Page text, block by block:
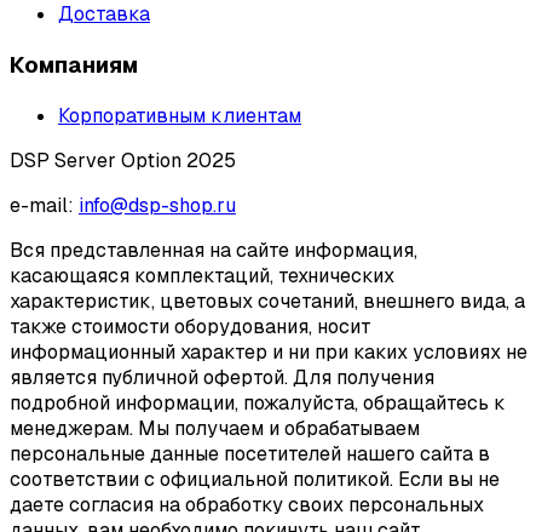
Доставка
Компаниям
Корпоративным клиентам
DSP Server Option 2025
e-mail: info@dsp-shop.ru
Вся представленная на сайте информация,
касающаяся комплектаций, технических
характеристик, цветовых сочетаний, внешнего вида, а
также стоимости оборудования, носит
информационный характер и ни при каких условиях не
является публичной офертой. Для получения
подробной информации, пожалуйста, обращайтесь к
менеджерам. Мы получаем и обрабатываем
персональные данные посетителей нашего сайта в
соответствии с официальной политикой. Если вы не
даете согласия на обработку своих персональных